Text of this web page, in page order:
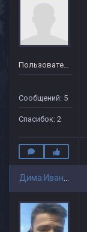
Пользователь
Сообщений: 5
Спасибок: 2